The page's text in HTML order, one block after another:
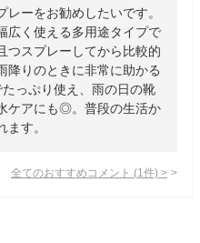
ーをお勧めしたいです。
広く使える多用途タイプで
つスプレーしてから比較的
降りのときに非常に助かる
っぷり使え、雨の日の靴
ケアにも◎。普段の生活か
す。
全てのおすすめコメント (1 件) >